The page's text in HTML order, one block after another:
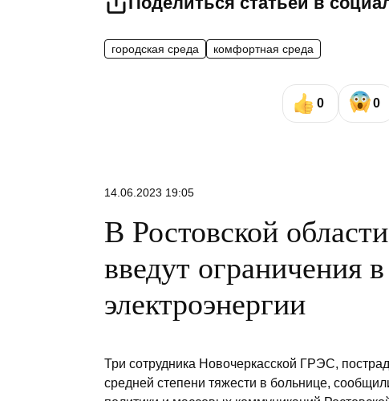
городская среда комфортная среда
0 0
14.06.2023 19:05
В Ростовской
введут ограничения
электроэнергии
Три сотрудника Новочеркасской ГРЭС,
средней степени тяжести в больнице,